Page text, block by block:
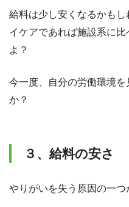
給料は少し安くなるかも
イケアであれば施設系に
よ？
今一度、自分の労働環境
か？
３、給料の安さ
やりがいを失う原因の一つ